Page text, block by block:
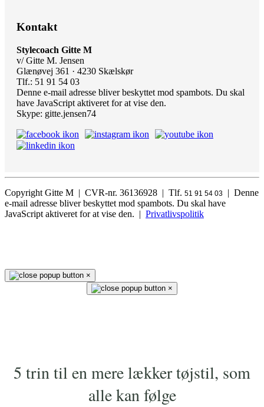
Kontakt
Stylecoach Gitte M
v/ Gitte M. Jensen
Glænøvej 361 · 4230 Skælskør
Tlf.: 51 91 54 03
Denne e-mail adresse bliver beskyttet mod spambots. Du skal
have JavaScript aktiveret for at vise den.
Skype: gitte.jensen74
Copyright Gitte M | CVR-nr. 36136928 | Tlf. 51 91 54 03 | Denne
e-mail adresse bliver beskyttet mod spambots. Du skal have
JavaScript aktiveret for at vise den. | Privatlivspolitik
×
×
5 trin til en mere lækker tøjstil, som
alle kan følge